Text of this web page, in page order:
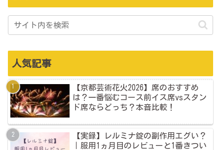
人気記事
【京都芸術花火2026】席のおすすめ
は？一番悩むコース前イス席vsスタン
ド席ならどっち？本音比較！
【実録】レルミナ錠の副作用エグい？
｜服用1ヵ月目のレビューと1番きつい